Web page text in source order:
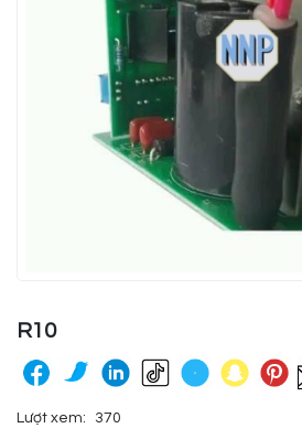
R10
Lượt xem: 370